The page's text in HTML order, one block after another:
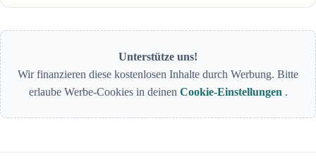
Unterstütze uns!
Wir finanzieren diese kostenlosen Inhalte durch Werbung. Bitte
erlaube Werbe-Cookies in deinen Cookie-Einstellungen .